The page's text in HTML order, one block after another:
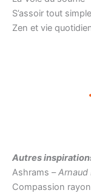
S’assoir tout
Zen et vie
Autres
Ashrams –Arnaud
Compassion